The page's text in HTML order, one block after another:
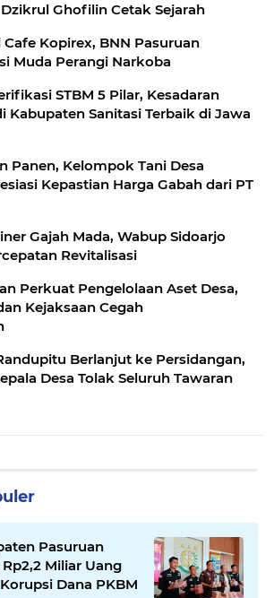
Ghofilin Cetak Sejarah
Kopirex, BNN Pasuruan
Muda Perangi Narkoba
STBM 5 Pilar, Kesadaran
Kabupaten Sanitasi Terbaik di Jawa
Panen, Kelompok Tani Desa
Kepastian Harga Gabah dari PT
Gajah Mada, Wabup Sidoarjo
Revitalisasi
Perkuat Pengelolaan Aset Desa,
Kejaksaan Cegah
Berlanjut ke Persidangan,
Desa Tolak Seluruh Tawaran
Pasuruan
Miliar Uang
Dana PKBM